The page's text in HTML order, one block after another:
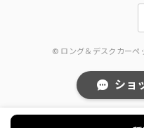
© ロング＆デスクカーペ
ショ